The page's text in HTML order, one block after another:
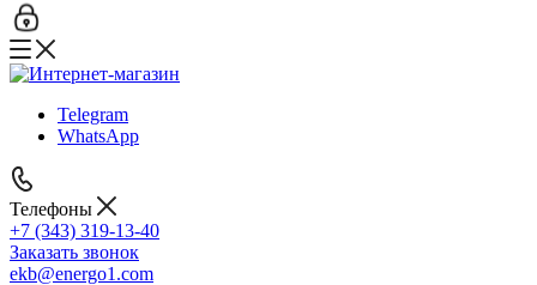
Telegram
WhatsApp
Телефоны
+7 (343) 319-13-40
Заказать звонок
ekb@energo1.com